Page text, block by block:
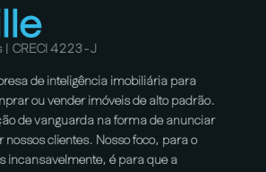
| CRECI 4223-J
de inteligência imobiliária para
ou vender imóveis de alto padrão.
de vanguarda na forma de anunciar
nossos clientes. Nosso foco, para o
incansavelmente, é para que a